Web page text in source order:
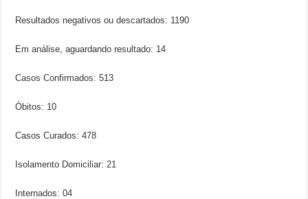
Resultados negativos ou descartados: 1190
Em análise, aguardando resultado: 14
Casos Confirmados: 513
Óbitos: 10
Casos Curados: 478
Isolamento Domiciliar: 21
Internados: 04